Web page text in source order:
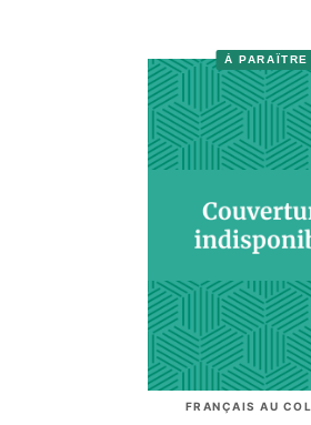
À PARAÎTRE
FRANÇAIS AU